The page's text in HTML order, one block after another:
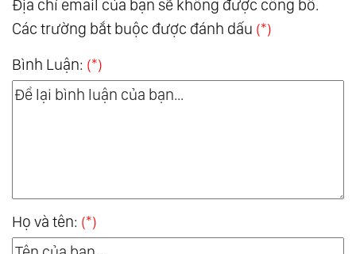
Địa chỉ email của bạn sẽ không được công bố.
Các trường bắt buộc được đánh dấu (*)
Bình Luận: (*)
Họ và tên: (*)